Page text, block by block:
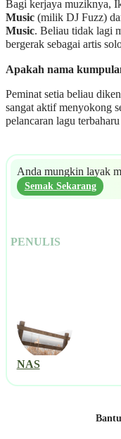
Bagi kerjaya muziknya,
Music (milik DJ Fuzz)
Music. Beliau tidak lagi
bergerak sebagai artis
Apakah nama
Peminat setia beliau
sangat aktif menyokong
pelancaran lagu
Anda mungkin layak
Semak Sekarang
PENULIS
NAS